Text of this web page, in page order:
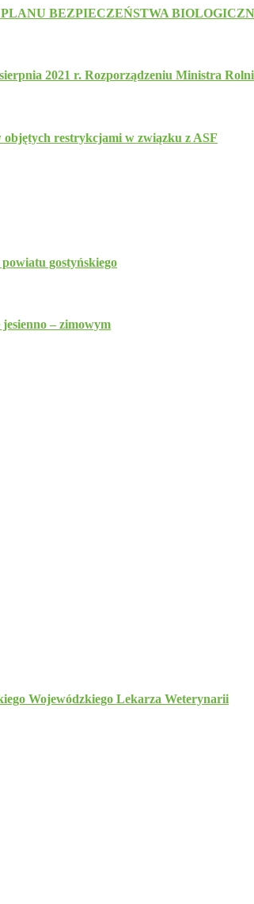
BEZPIECZEŃSTWA
2021 r. Rozporządzeniu Ministra
restrykcjami w związku z ASF
gostyńskiego
– zimowym
Wojewódzkiego Lekarza Weterynarii